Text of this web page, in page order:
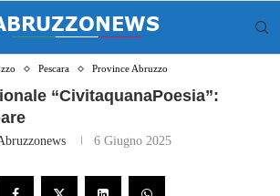
Pescara Province Abruzzo
“CivitaquanaPoesia”:
6 Giugno 2025